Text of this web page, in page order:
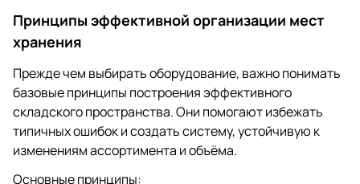
Принципы эффективной организации мест
хранения
Прежде чем выбирать оборудование, важно понимать
базовые принципы построения эффективного
складского пространства. Они помогают избежать
типичных ошибок и создать систему, устойчивую к
изменениям ассортимента и объёма.
Основные принципы: